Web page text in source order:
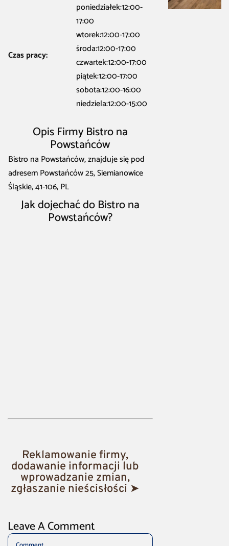
Czas pracy:
poniedziałek:12:00-
17:00
wtorek:12:00-17:00
środa:12:00-17:00
czwartek:12:00-17:00
piątek:12:00-17:00
sobota:12:00-16:00
niedziela:12:00-15:00
Opis Firmy Bistro na
Powstańców
Bistro na Powstańców, znajduje się pod
adresem Powstańców 25, Siemianowice
Śląskie, 41-106, PL
Jak dojechać do Bistro na
Powstańców?
Reklamowanie firmy,
dodawanie informacji lub
wprowadzanie zmian,
zgłaszanie nieścisłości ➤
Leave A Comment
Comment